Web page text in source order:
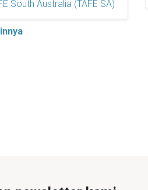
South Australia (TAFE SA)